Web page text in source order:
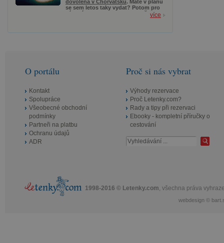
dovolená v Chorvatsku. Máte v plánu
se sem letos taky vydat? Potom pro
vás máme super tip – zapomeňte na
nekonečnou a únavnou cestu autem
více
O portálu
Kontakt
Spolupráce
Všeobecné obchodní
podmínky
Partneři na platbu
Ochranu údajů
ADR
Proč si nás vybrat
Výhody rezervace
Proč Letenky.com?
Rady a tipy při rezervaci
Ebooky - kompletní příručky o
cestování
1998-2016 © Letenky.com, všechna práva
webdesign ©